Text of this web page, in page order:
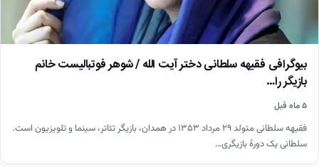
بیوگرافی فقیهه سلطانی دختر آیت الله / شوهر فوتبالیست خانم
بازیگر را…
۵ ماه قبل
فقیهه سلطانی متولد ۲۹ مرداد ۱۳۵۳ در همدان، بازیگر تئاتر، سینما و تلویزیون است.
سلطانی یک دورهٔ بازیگری…